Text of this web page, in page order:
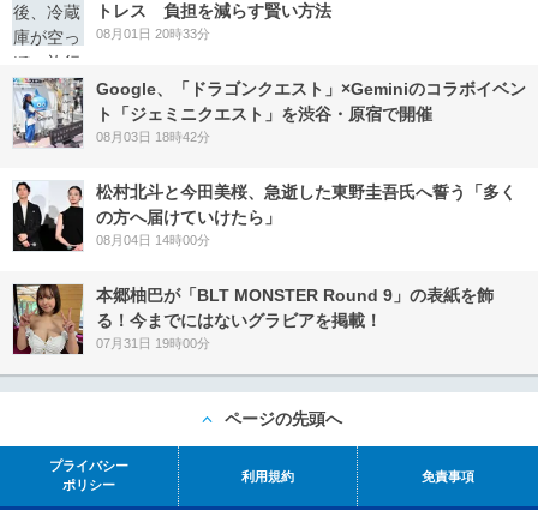
トレス 負担を減らす賢い方法
08月01日 20時33分
Google、「ドラゴンクエスト」×Geminiのコラボイベン
ト「ジェミニクエスト」を渋谷・原宿で開催
08月03日 18時42分
松村北斗と今田美桜、急逝した東野圭吾氏へ誓う「多く
の方へ届けていけたら」
08月04日 14時00分
本郷柚巴が「BLT MONSTER Round 9」の表紙を飾
る！今までにはないグラビアを掲載！
07月31日 19時00分
ページの先頭へ
プライバシー
ポリシー
利用規約 免責事項